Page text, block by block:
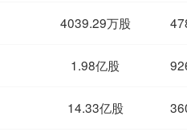
4039.29万股
1.98亿股
14.33亿股